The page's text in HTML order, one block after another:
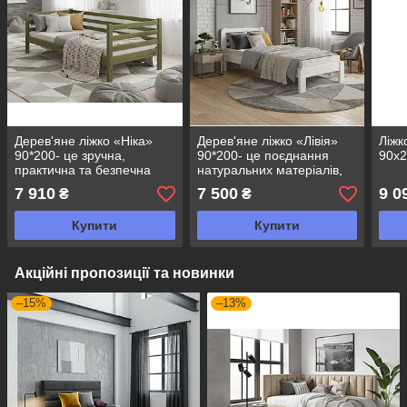
Дерев'яне ліжко «Ніка»
90*200- це зручна,
практична та безпечна
модель
7 910 ₴
Купити
Дерев'яне ліжко «Лівія»
90*200- це поєднання
натуральних матеріалів,
практичності та
елегантного дизайну.
7 500₴
Купити
9
Акційні пропозиції та новинки
–15% –13%